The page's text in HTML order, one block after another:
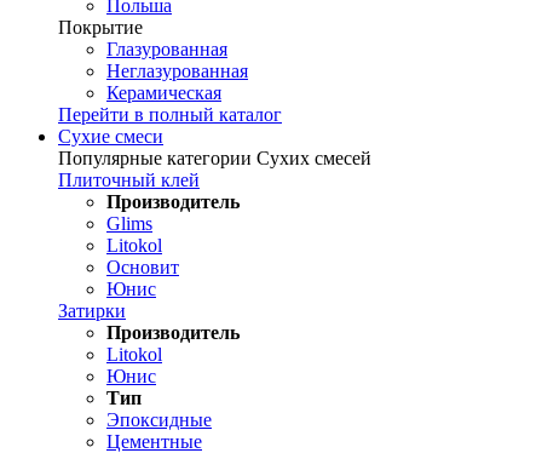
Польша
Покрытие
Глазурованная
Неглазурованная
Керамическая
Перейти в полный каталог
Сухие смеси
Популярные категории Сухих смесей
Плиточный клей
Производитель
Glims
Litokol
Основит
Юнис
Затирки
Производитель
Litokol
Юнис
Тип
Эпоксидные
Цементные